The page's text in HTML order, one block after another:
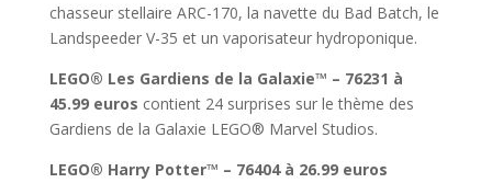
chasseur stellaire ARC-170, la navette du Bad Batch, le
Landspeeder V-35 et un vaporisateur hydroponique.
LEGO® Les Gardiens de la Galaxie™ – 76231 à
45.99 euros contient 24 surprises sur le thème des
Gardiens de la Galaxie LEGO® Marvel Studios.
LEGO® Harry Potter™ – 76404 à 26.99 euros